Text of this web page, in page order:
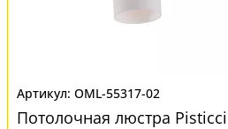
OML-55317-02
Потолочная люстра